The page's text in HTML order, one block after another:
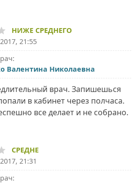
НИЖЕ СРЕДНЕГО
21:55
Валентина Николаевна
врач. Запишешься
в кабинет через полчаса.
все делает и не собрано.
СРЕДНЕ
21:31